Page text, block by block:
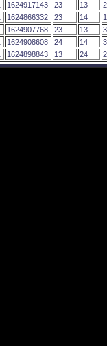
1624917143 23 13
1624866332 23 14
1624907768 23 13 3
1624908608 24 14 3
1624898843 13 24